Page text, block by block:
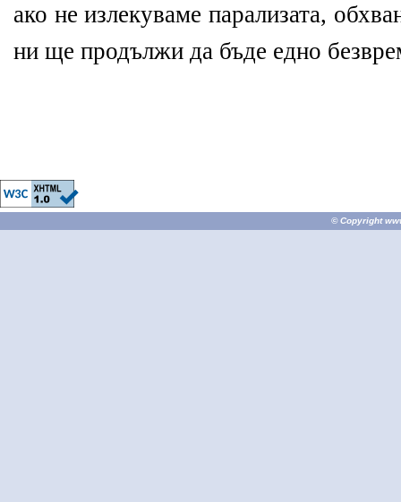
ако не излекуваме парализата,
ни ще продължи да бъде едно
© Copyright